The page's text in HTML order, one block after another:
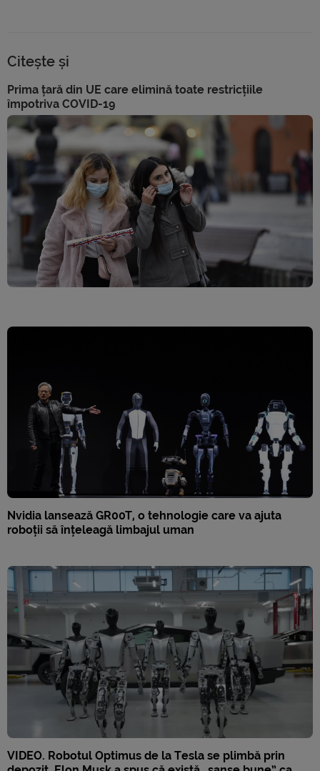
Citește și
Prima țară din UE care elimină toate restricțiile
împotriva COVID-19
Nvidia lansează GR00T, o tehnologie care va ajuta
roboții să înțeleagă limbajul uman
VIDEO. Robotul Optimus de la Tesla se plimbă prin